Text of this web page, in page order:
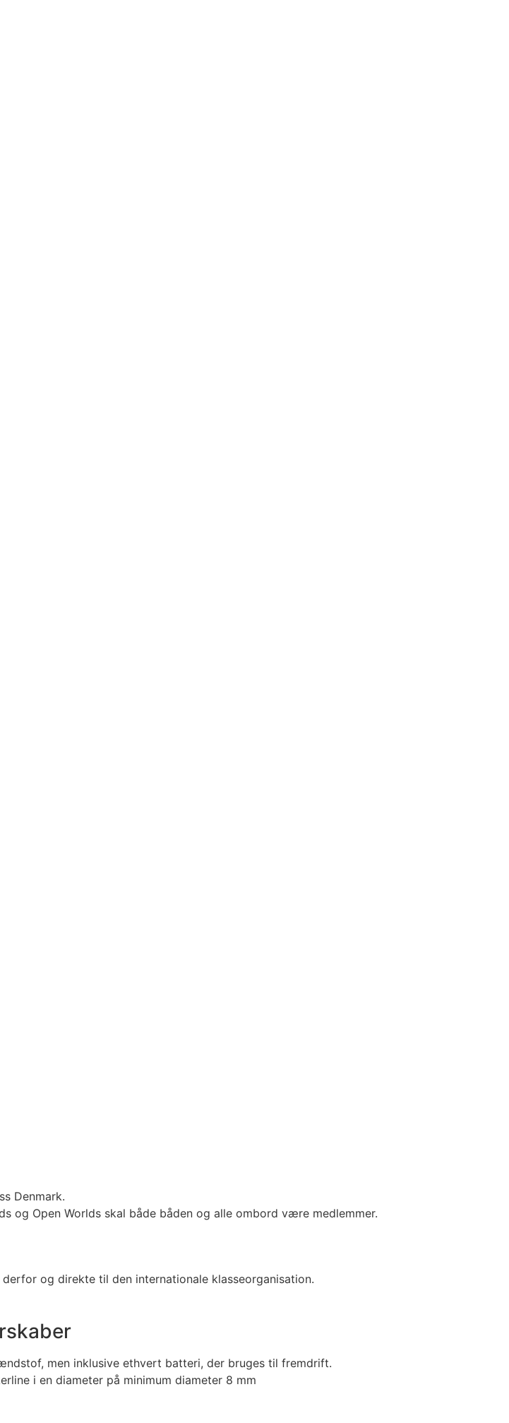
Denmark.
og Open Worlds skal både båden og alle ombord være medlemmer.
og direkte til den internationale klasseorganisation.
men inklusive ethvert batteri, der bruges til fremdrift.
i en diameter på minimum diameter 8 mm